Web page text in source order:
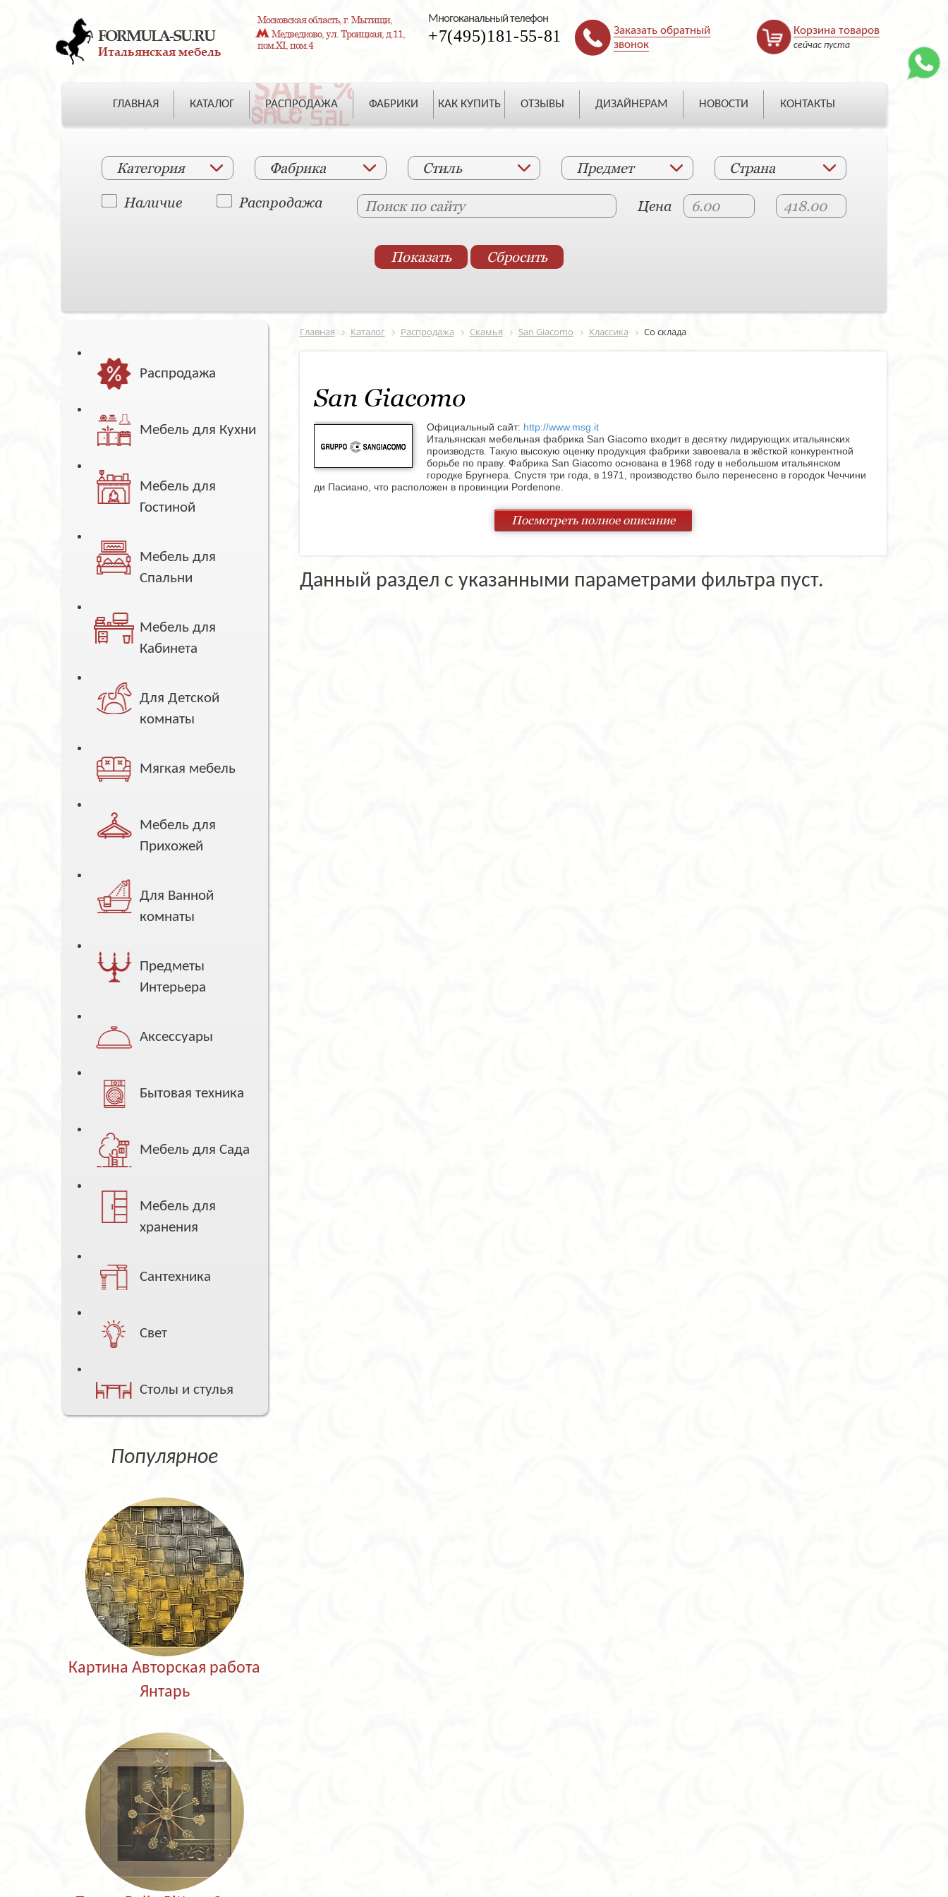
FORMULA-SU.RU
Итальянская мебель
Московская область, г. Мытищи,
Медведково, ул. Троицкая, д.11,
пом.XI, пом.4
Многоканальный телефон
+7(495)181-55-81
Заказать обратный
звонок
Корзина товаров
сейчас пуста
ГЛАВНАЯ КАТАЛОГ РАСПРОДАЖА ФАБРИКИ КАК КУПИТЬ ОТЗЫВЫ ДИЗАЙНЕРАМ НОВОСТИ КОНТАКТЫ
Категория Фабрика Стиль Предмет Страна
Наличие Распродажа Цена
Распродажа
Мебель для Кухни
Мебель для
Гостиной
Мебель для
Спальни
Мебель для
Кабинета
Для Детской
комнаты
Мягкая мебель
Мебель для
Прихожей
Для Ванной
комнаты
Предметы
Интерьера
Аксессуары
Бытовая техника
Мебель для Сада
Мебель для
хранения
Сантехника
Свет
Столы и стулья
Популярное
Картина Авторская работа
Янтарь
Главная Каталог Распродажа Скамья San Giacomo Классика Со склада
San Giacomo
Официальный сайт: http://www.msg.it
Итальянская мебельная фабрика San Giacomo входит в десятку лидирующих итальянских
производств. Такую высокую оценку продукция фабрики завоевала в жёсткой конкурентной
борьбе по праву. Фабрика San Giacomo основана в 1968 году в небольшом итальянском
городке Бругнера. Спустя три года, в 1971, производство было перенесено в городок Чеччини
ди Пасиано, что расположен в провинции Pordenone.
Комфортабельный разнообразный дизайн является главной составляющей высококачественной продукции фабрики.
Разнообразие модельного ряда представлено замечательными кухнями, великолепными гостиными, изумительными
спальнями, и монументальными кабинетами. Гарнитуры от San Giacomo это всегда безупречный вкус, оригинальный
Корпусная мебель сконструирована по модульному принципу, который позволяет «освежать» обстановку в жилом
помещении при помощи перестановки отдельных элементов. На фабрике используются различные материалы, в том
Посмотреть полное описание
Данный раздел с указанными параметрами фильтра пуст.